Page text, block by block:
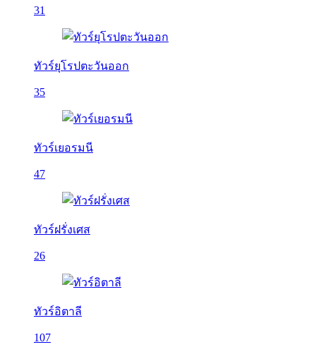
31
ทัวร์ยุโรปตะวันออก
35
ทัวร์เยอรมนี
47
ทัวร์ฝรั่งเศส
26
ทัวร์อิตาลี
107